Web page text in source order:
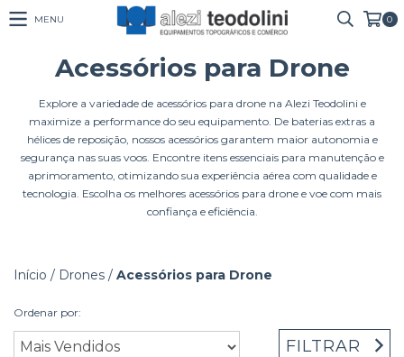
MENU 0
Acessórios para Drone
Explore a variedade de acessórios para drone na Alezi Teodolini e
maximize a performance do seu equipamento. De baterias extras a
hélices de reposição, nossos acessórios garantem maior autonomia e
segurança nas suas voos. Encontre itens essenciais para manutenção e
aprimoramento, otimizando sua experiência aérea com qualidade e
tecnologia. Escolha os melhores acessórios para drone e voe com mais
confiança e eficiência.
Início / Drones / Acessórios para Drone
Ordenar por:
FILTRAR